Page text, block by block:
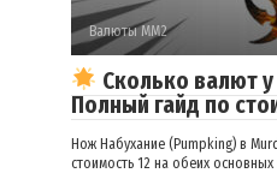
Валюты ММ2
Сколько валют
Полный гайд по
Нож Набухание (Pumpking) в
стоимость 12 на обеих